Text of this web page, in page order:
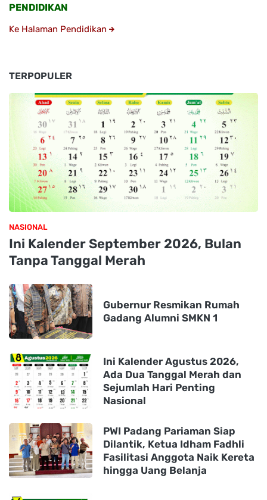
PENDIDIKAN
Ke Halaman Pendidikan
TERPOPULER
NASIONAL
Ini Kalender September 2026, Bulan
Tanpa Tanggal Merah
Gubernur Resmikan Rumah
Gadang Alumni SMKN 1
Ini Kalender Agustus 2026,
Ada Dua Tanggal Merah dan
Sejumlah Hari Penting
Nasional
PWI Padang Pariaman Siap
Dilantik, Ketua Idham Fadhli
Fasilitasi Anggota Naik Kereta
hingga Uang Belanja